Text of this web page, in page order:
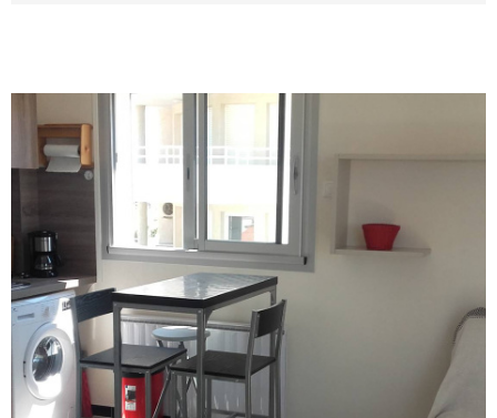
pour les repas. Location pour 4 personnes.
Parking privé. Linge de maison et draps non
fournis. Ménage de fin de séjour non inclus,
prestation en supplément). AVANTJUIN =300
€/semaine - JUIN = 300 € /semaine JUILLET
DU 25/06 AU 11/07 = 300 €/semaine / DU 11/07
AU 25/07 = 390 € /semaine TRES HAUTE
SAISON DU 25/07 AU 15/08 = 450 €/semaine
DU 15/08 AU 22/08 = 390 €/semaine / DU
22/08 AU 29/08 =300 €/semaine SEPTEMBRE
= 300 € /semaine / A PARTIR DU MOIS
OCTOBRE = 300 €/semaine.
VOIR LE BIEN